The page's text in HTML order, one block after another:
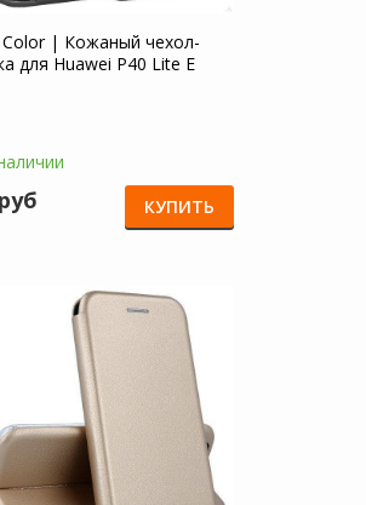
Color | Кожаный чехол-
для Huawei P40 Lite E
КУПИТЬ